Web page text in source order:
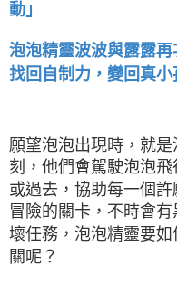
動」
泡泡精靈波波與露露
找回自制力，變回真小
願望泡泡出現時，就
刻，他們會駕駛泡泡
或過去，協助每一個
冒險的關卡，不時會
壞任務，泡泡精靈要
關呢？